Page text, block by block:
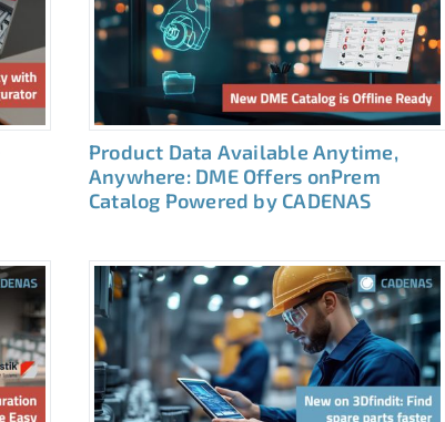
Product Data Available Anytime,
Anywhere: DME Offers onPrem
Catalog Powered by CADENAS